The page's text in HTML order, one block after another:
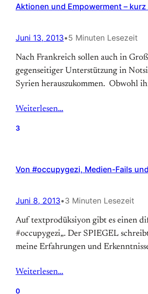
Aktionen und Empowerment –
Juni 13, 2013•5 Minuten Lesezeit
Nach Frankreich sollen auch in
gegenseitiger Unterstützung in
Syrien herauszukommen. Obwohl
Weiterlesen…
3
Von #occupygezi, Medien-Fails
Juni 8, 2013•3 Minuten Lesezeit
Auf textprodüksiyon gibt es einen
#occupygezi„. Der SPIEGEL
meine Erfahrungen und
Weiterlesen…
0